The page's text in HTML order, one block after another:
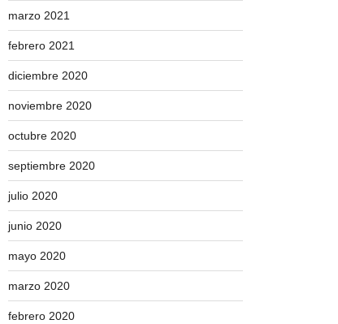
marzo 2021
febrero 2021
diciembre 2020
noviembre 2020
octubre 2020
septiembre 2020
julio 2020
junio 2020
mayo 2020
marzo 2020
febrero 2020